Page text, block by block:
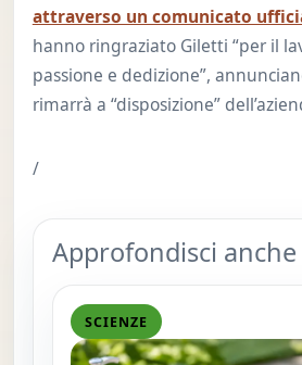
attraverso un comunicato
hanno ringraziato Giletti “per il
passione e dedizione”,
rimarrà a “disposizione”
/
Approfondisci anche
SCIENZE